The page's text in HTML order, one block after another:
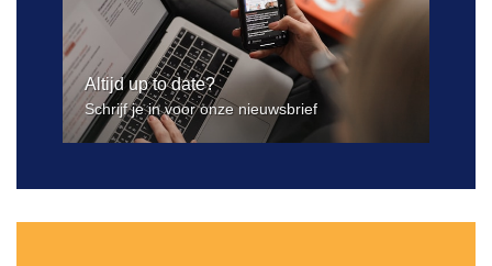
Altijd up to date?
Schrijf je in voor onze nieuwsbrief